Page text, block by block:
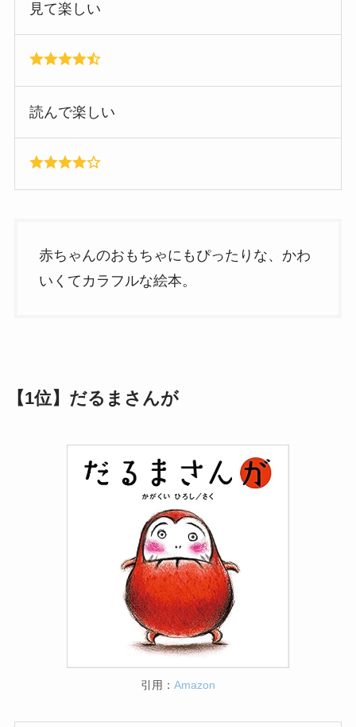
見て楽しい
読んで楽しい
赤ちゃんのおもちゃにもぴったりな、かわ
いくてカラフルな絵本。
【1位】だるまさんが
引用： Amazon